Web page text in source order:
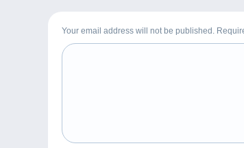
Your email address will not be published.